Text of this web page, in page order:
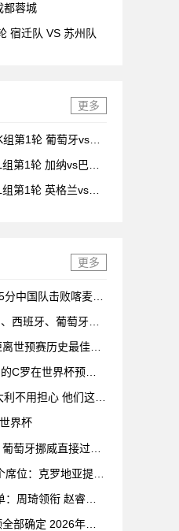
都蓉城
宿迁队 VS 苏州队
更多
第1轮 葡萄牙vs民
第1轮 加纳vs巴拿
第1轮 英格兰vs克
更多
分中国队击败喀麦隆
西班牙、葡萄牙状
世预赛历史最佳射
C罗在世界杯预赛
不用担心 他们这次
界杯
萄牙挪威直接过关
位：克罗地亚提前
周琦领衔 赵睿缺
部确定 2026年世